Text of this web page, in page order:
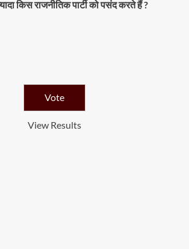
किस राजनीतिक पार्टी को पसंद करते हैं ?
View Results